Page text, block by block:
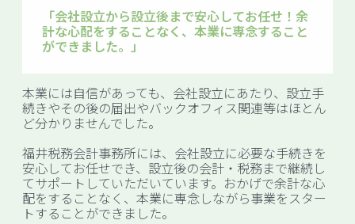
「会社設立から設立後まで安心してお任せ！余
計な心配をすることなく、本業に専念すること
ができました。」
本業には自信があっても、会社設立にあたり、設立手
続きやその後の届出やバックオフィス関連等はほとん
ど分かりませんでした。
福井税務会計事務所には、会社設立に必要な手続きを
安心してお任せでき、設立後の会計・税務まで継続し
てサポートしていただいています。おかげで余計な心
配をすることなく、本業に専念しながら事業をスター
トすることができました。